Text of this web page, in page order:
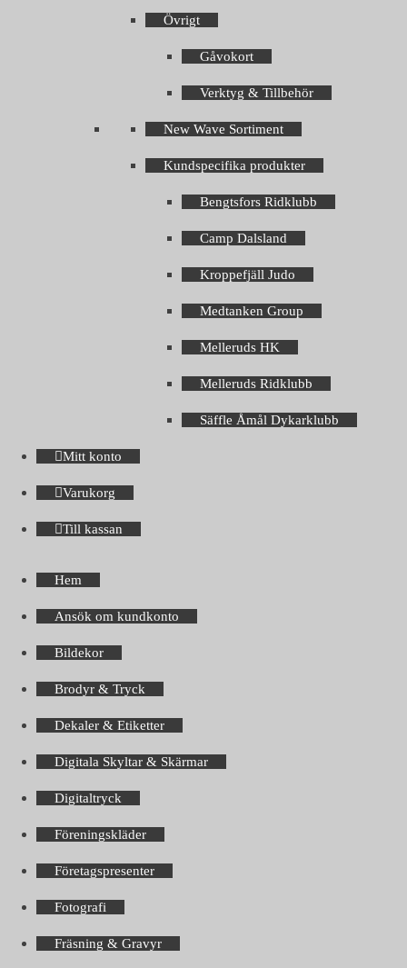
Övrigt
Gåvokort
Verktyg & Tillbehör
New Wave Sortiment
Kundspecifika produkter
Bengtsfors Ridklubb
Camp Dalsland
Kroppefjäll Judo
Medtanken Group
Melleruds HK
Melleruds Ridklubb
Säffle Åmål Dykarklubb
Mitt konto
Varukorg
Till kassan
Hem
Ansök om kundkonto
Bildekor
Brodyr & Tryck
Dekaler & Etiketter
Digitala Skyltar & Skärmar
Digitaltryck
Föreningskläder
Företagspresenter
Fotografi
Fräsning & Gravyr